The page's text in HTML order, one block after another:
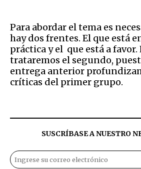
Para abordar el tema es
hay dos frentes. El que está
práctica y el que está a
trataremos el segundo,
entrega anterior
críticas del primer grupo.
SUSCRÍBASE A NUESTRO